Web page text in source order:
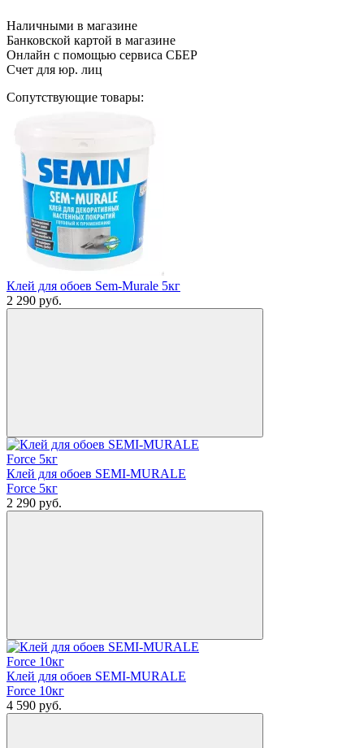
Наличными в магазине
Банковской картой в магазине
Онлайн с помощью сервиса СБЕР
Счет для юр. лиц
Сопутствующие товары:
Клей для обоев Sem-Murale 5кг
2 290 руб.
Клей для обоев SEMI-MURALE
Force 5кг
2 290 руб.
Клей для обоев SEMI-MURALE
Force 10кг
4 590 руб.